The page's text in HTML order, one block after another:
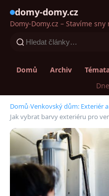
domy-domy.cz
Domy-Domy.cz – Stavíme
Domů Archiv
Domů›Venkovský dům: Exteriér
Jak vybrat barvy exteriéru pro